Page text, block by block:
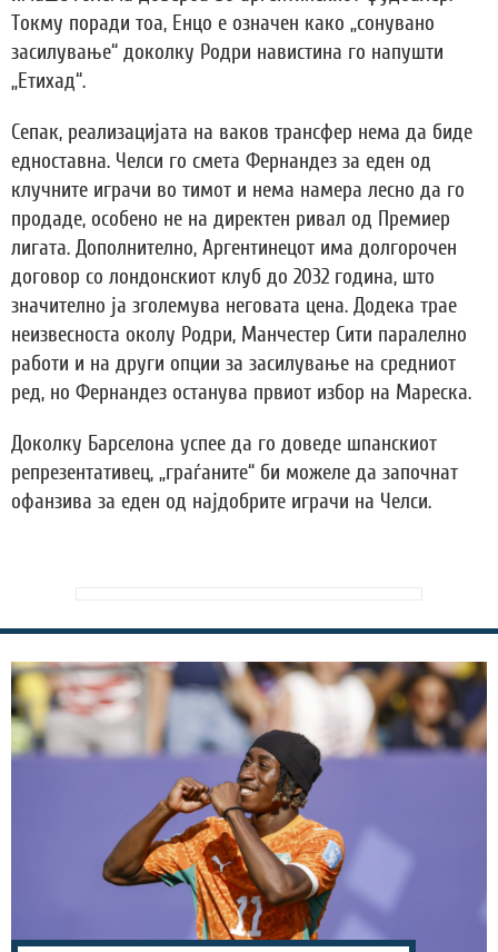
Токму поради тоа, Енцо е означен како „сонувано
засилување“ доколку Родри навистина го напушти
„Етихад“.
Сепак, реализацијата на ваков трансфер нема да биде
едноставна. Челси го смета Фернандез за еден од
клучните играчи во тимот и нема намера лесно да го
продаде, особено не на директен ривал од Премиер
лигата. Дополнително, Аргентинецот има долгорочен
договор со лондонскиот клуб до 2032 година, што
значително ја зголемува неговата цена. Додека трае
неизвесноста околу Родри, Манчестер Сити паралелно
работи и на други опции за засилување на средниот
ред, но Фернандез останува првиот избор на Мареска.
Доколку Барселона успее да го доведе шпанскиот
репрезентативец, „граѓаните“ би можеле да започнат
офанзива за еден од најдобрите играчи на Челси.